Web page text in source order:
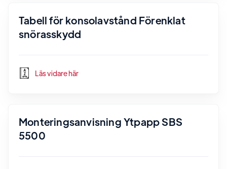
Tabell för konsolavstånd Förenklat
snörasskydd
Läs vidare här
Monteringsanvisning Ytpapp SBS
5500